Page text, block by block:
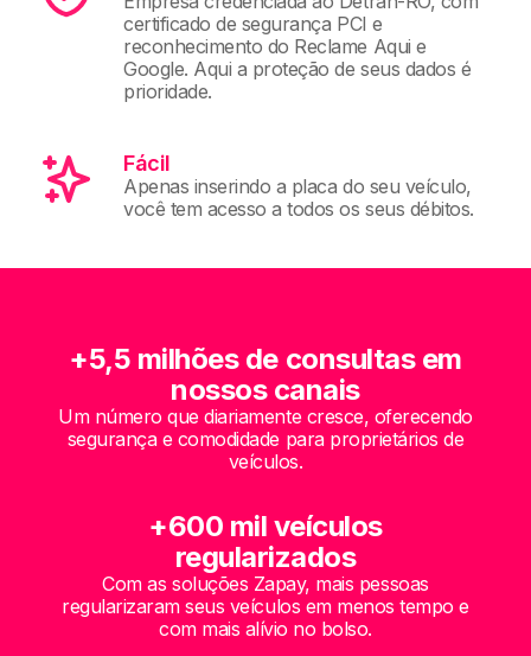
certificado de segurança PCI e
reconhecimento do Reclame Aqui e
Google. Aqui a proteção de seus dados é
prioridade.
Fácil
Apenas inserindo a placa do seu veículo,
você tem acesso a todos os seus débitos.
+5,5 milhões de consultas em
nossos canais
Um número que diariamente cresce, oferecendo
segurança e comodidade para proprietários de
veículos.
+600 mil veículos
regularizados
Com as soluções Zapay, mais pessoas
regularizaram seus veículos em menos tempo e
com mais alívio no bolso.